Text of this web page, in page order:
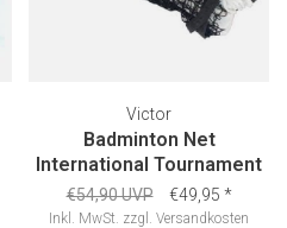
Victor
Badminton Net
International Tournament
€54,90 UVP €49,95 *
Inkl. MwSt. zzgl. Versandkosten